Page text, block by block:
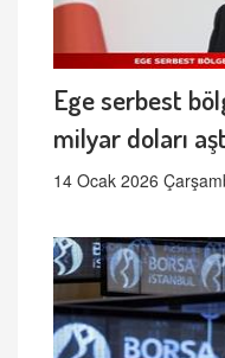
Ege serbest
milyar doları
14 Ocak 2026